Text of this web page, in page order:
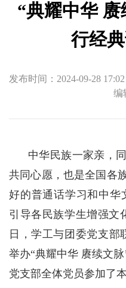
“典耀中华
行经
发布时间：2024-09-28
编
中华民族一家亲，
共同心愿，也是全国各
好的普通话学习和中华
引导各民族学生增强文
日，学工与团委党支部
举办“典耀中华 赓续文
党支部全体党员参加了